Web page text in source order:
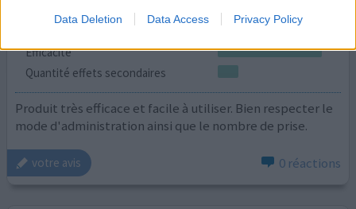
Data Deletion Data Access Privacy Policy
Sinusite
Efficacité
Quantité effets secondaires
Produit très efficace et facile à utiliser. Bien respecter le
mode d'administration ainsi que le nombre de prise.
votre avis 0 réactions